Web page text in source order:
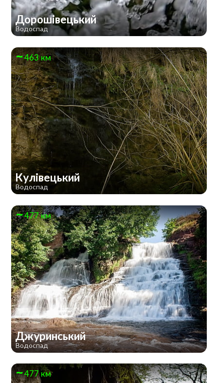
Дорошівецький
Водоспад
463 км
Кулівецький
Водоспад
477 км
Джуринський
Водоспад
477 км